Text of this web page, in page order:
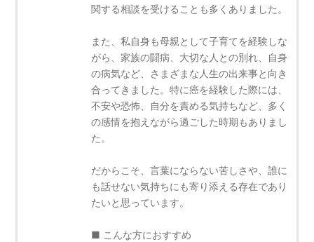
関する相談を受けることも多くありました。
また、私自身も母親として子育てを経験しな
がら、家族の闘病、大切な人との別れ、自身
の病気など、さまざまな人生の出来事と向き
合ってきました。特に癌を経験した際には、
不安や恐怖、自分を責める気持ちなど、多く
の感情を抱えながら過ごした時期もありまし
た。
だからこそ、言葉にならない苦しさや、誰に
も話せない気持ちにも寄り添える存在であり
たいと思っています。
■ こんな方におすすめ